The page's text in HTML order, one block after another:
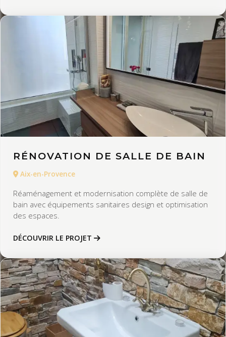
RÉNOVATION DE SALLE DE BAIN
Aix-en-Provence
Réaménagement et modernisation complète de salle de
bain avec équipements sanitaires design et optimisation
des espaces.
DÉCOUVRIR LE PROJET